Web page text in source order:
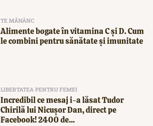
TE MĂNÂNC
Alimente bogate în vitamina C și D. Cum
le combini pentru sănătate și imunitate
LIBERTATEA PENTRU FEMEI
Incredibil ce mesaj i-a lăsat Tudor
Chirilă lui Nicușor Dan, direct pe
Facebook! 2400 de...